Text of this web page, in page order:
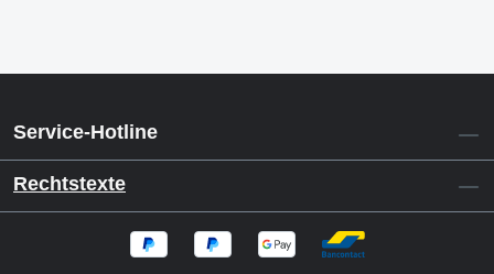
Service-Hotline
Rechtstexte